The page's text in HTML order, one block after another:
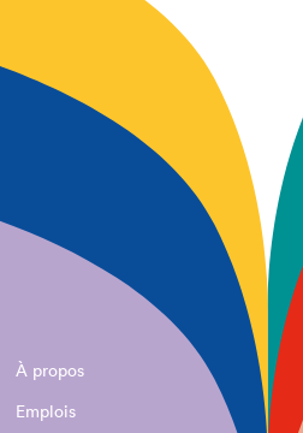
À propos
Emplois